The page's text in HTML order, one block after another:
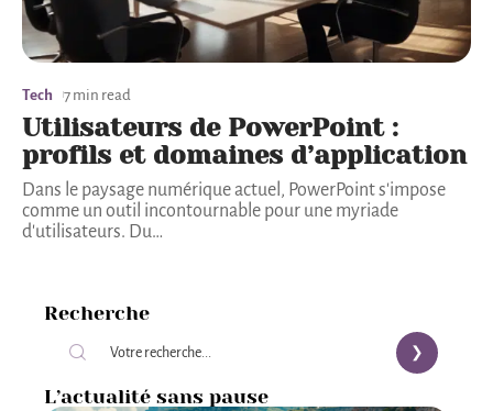
Tech 7 min read
Utilisateurs de PowerPoint :
profils et domaines d’application
Dans le paysage numérique actuel, PowerPoint s'impose
comme un outil incontournable pour une myriade
d'utilisateurs. Du…
Recherche
L’actualité sans pause